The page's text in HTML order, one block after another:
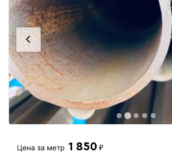
Цена за метр 1 850 ₽